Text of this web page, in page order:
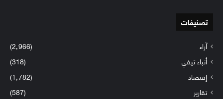
تصنيفات
آراء
(2٬966)
أنباء تيفي
(318)
إقتصاد
(1٬782)
تقارير
(587)